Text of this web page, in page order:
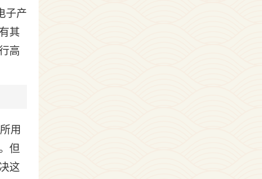
子产
其
高
用
但
这